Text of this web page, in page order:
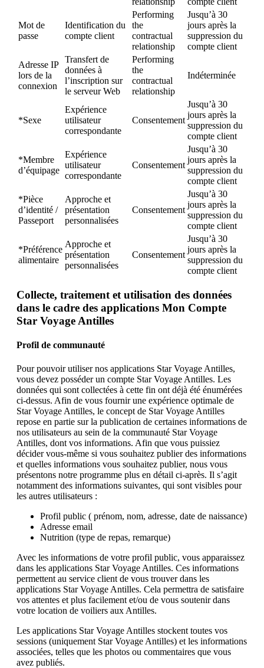
Mot de
passe
Identification du
compte client
Performing
the
contractual
relationship
Jusqu’à 30
jours après la
suppression du
compte client
Adresse IP
lors de la
connexion
Transfert de
données à
l’inscription sur
le serveur Web
Performing
the
contractual
relationship
Indéterminée
*Sexe
Expérience
utilisateur
correspondante
Consentement
Jusqu’à 30
jours après la
suppression du
compte client
*Membre
d’équipage
Expérience
utilisateur
correspondante
Consentement
Jusqu’à 30
jours après la
suppression du
compte client
*Pièce
d’identité /
Passeport
Approche et
présentation
personnalisées
Consentement
Jusqu’à 30
jours après la
suppression du
compte client
*Préférence
alimentaire
Approche et
présentation
personnalisées
Consentement
Jusqu’à 30
jours après la
suppression du
compte client
Collecte, traitement et utilisation des données
dans le cadre des applications Mon Compte
Star Voyage Antilles
Profil de communauté
Pour pouvoir utiliser nos applications Star Voyage Antilles,
vous devez posséder un compte Star Voyage Antilles. Les
données qui sont collectées à cette fin ont déjà été énumérées
ci-dessus. Afin de vous fournir une expérience optimale de
Star Voyage Antilles, le concept de Star Voyage Antilles
repose en partie sur la publication de certaines informations de
nos utilisateurs au sein de la communauté Star Voyage
Antilles, dont vos informations. Afin que vous puissiez
décider vous-même si vous souhaitez publier des informations
et quelles informations vous souhaitez publier, nous vous
présentons notre programme plus en détail ci-après. Il s’agit
notamment des informations suivantes, qui sont visibles pour
les autres utilisateurs :
Profil public ( prénom, nom, adresse, date de naissance)
Adresse email
Nutrition (type de repas, remarque)
Avec les informations de votre profil public, vous apparaissez
dans les applications Star Voyage Antilles. Ces informations
permettent au service client de vous trouver dans les
applications Star Voyage Antilles. Cela permettra de satisfaire
vos attentes et plus facilement et/ou de vous soutenir dans
votre location de voiliers aux Antilles.
Les applications Star Voyage Antilles stockent toutes vos
sessions (uniquement Star Voyage Antilles) et les informations
associées, telles que les photos ou commentaires que vous
avez publiés.